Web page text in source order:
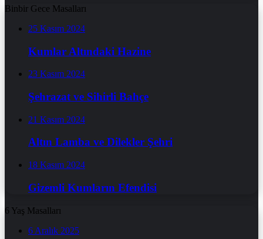
Binbir Gece Masalları
25 Kasım 2024
Kumlar Altındaki Hazine
23 Kasım 2024
Şehrazat ve Sihirli Bahçe
21 Kasım 2024
Altın Lamba ve Dilekler Şehri
18 Kasım 2024
Gizemli Kumların Efendisi
6 Yaş Masalları
6 Aralık 2025